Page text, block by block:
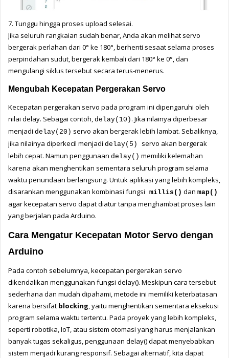
7. Tunggu hingga proses upload selesai.
Jika seluruh rangkaian sudah benar, Anda akan melihat servo
bergerak perlahan dari 0° ke 180°, berhenti sesaat selama proses
perpindahan sudut, bergerak kembali dari 180° ke 0°, dan
mengulangi siklus tersebut secara terus-menerus.
Mengubah Kecepatan Pergerakan Servo
Kecepatan pergerakan servo pada program ini dipengaruhi oleh
nilai delay. Sebagai contoh, delay(10) . Jika nilainya diperbesar
menjadi delay(20) servo akan bergerak lebih lambat. Sebaliknya,
jika nilainya diperkecil menjadi delay(5) servo akan bergerak
lebih cepat. Namun penggunaan delay() memiliki kelemahan
karena akan menghentikan sementara seluruh program selama
waktu penundaan berlangsung. Untuk aplikasi yang lebih kompleks,
disarankan menggunakan kombinasi fungsi millis() dan map()
agar kecepatan servo dapat diatur tanpa menghambat proses lain
yang berjalan pada Arduino.
Cara Mengatur Kecepatan Motor Servo dengan
Arduino
Pada contoh sebelumnya, kecepatan pergerakan servo
dikendalikan menggunakan fungsi delay(). Meskipun cara tersebut
sederhana dan mudah dipahami, metode ini memiliki keterbatasan
karena bersifat blocking, yaitu menghentikan sementara eksekusi
program selama waktu tertentu. Pada proyek yang lebih kompleks,
seperti robotika, IoT, atau sistem otomasi yang harus menjalankan
banyak tugas sekaligus, penggunaan delay() dapat menyebabkan
sistem menjadi kurang responsif. Sebagai alternatif, kita dapat